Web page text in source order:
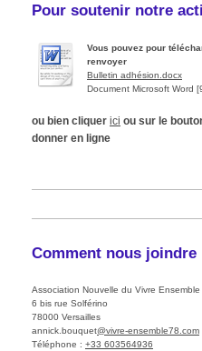
Pour soutenir notre
Vous pouvez pour
renvoyer
Bulletin adhésion.docx
Document Microsoft Word
ou bien cliquer ici ou sur le
donner en ligne
Comment nous joindre
Association Nouvelle du Vivre Ensemble
6 bis rue Solférino
78000 Versailles
annick.bouquet@vivre-ensemble78.com
Téléphone : +33 603564936